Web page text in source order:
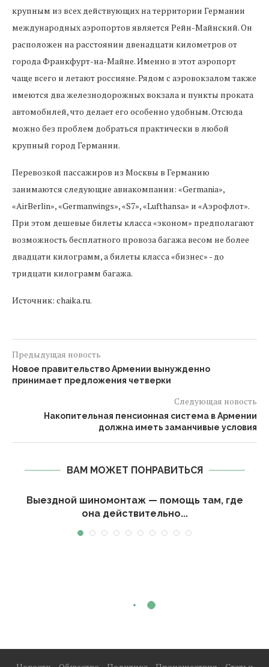
крупным из всех действующих на территории Германии
международных аэропортов является Рейн-Майнский. Он
расположен на расстоянии двенадцати километров от
города Франкфурт-на-Майне. Именно в этот аэропорт
чаще всего и летают россияне. Рядом с аэровокзалом также
имеются два железнодорожных вокзала и пункты проката
автомобилей, что делает его особенно удобным. Отсюда
можно без проблем добраться практически в любой
крупный город Германии.
Перевозкой пассажиров из Москвы в Германию
занимаются следующие авиакомпании: «Germania»,
«AirBerlin», «Germanwings», «S7», «Lufthansa» и «Аэрофлот».
При этом дешевые билеты класса «эконом» предполагают
возможность бесплатного провоза багажа весом не более
двадцати килограмм, а билеты класса «бизнес» - до
тридцати килограмм багажа.
Источник: chaika.ru.
Предыдущая новость
Новое правительство Армении вынужденно
принимает предложения четверки
Следующая новость
Накопительная пенсионная система в Армении
должна иметь заманчивые условия
ВАМ МОЖЕТ ПОНРАВИТЬСЯ
Выездной шиномонтаж — помощь там, где
она действительно...